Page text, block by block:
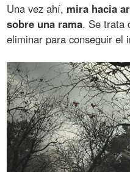
Una vez ahí, mira hacia
sobre una rama. Se trata
eliminar para conseguir el